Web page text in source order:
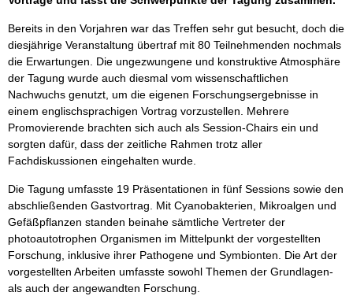
Bereits in den Vorjahren war das Treffen sehr gut besucht, doch die
diesjährige Veranstaltung übertraf mit 80 Teilnehmenden nochmals
die Erwartungen. Die ungezwungene und konstruktive Atmosphäre
der Tagung wurde auch diesmal vom wissenschaftlichen
Nachwuchs genutzt, um die eigenen Forschungsergebnisse in
einem englischsprachigen Vortrag vorzustellen. Mehrere
Promovierende brachten sich auch als Session-Chairs ein und
sorgten dafür, dass der zeitliche Rahmen trotz aller
Fachdiskussionen eingehalten wurde.
Die Tagung umfasste 19 Präsentationen in fünf Sessions sowie den
abschließenden Gastvortrag. Mit Cyanobakterien, Mikroalgen und
Gefäßpflanzen standen beinahe sämtliche Vertreter der
photoautotrophen Organismen im Mittelpunkt der vorgestellten
Forschung, inklusive ihrer Pathogene und Symbionten. Die Art der
vorgestellten Arbeiten umfasste sowohl Themen der Grundlagen-
als auch der angewandten Forschung.